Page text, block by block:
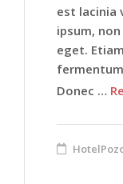
est lacinia
ipsum,
eget.
Donec …